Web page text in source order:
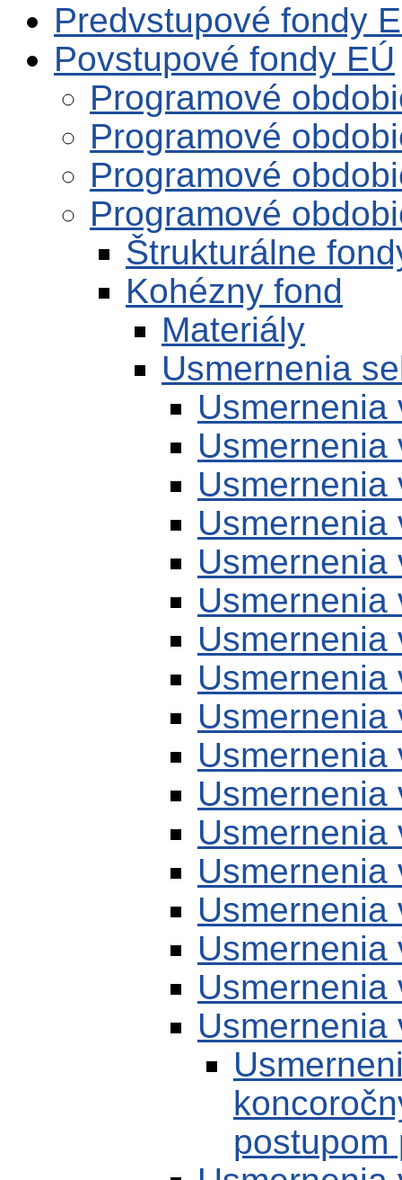
Predvstupové fondy
Povstupové fondy EÚ
Programové
Programové
Programové
Programové
Štrukturálne
Kohézny fond
Materiály
Usmernenia
Usmernenia
Usmernenia
Usmernenia
Usmernenia
Usmernenia
Usmernenia
Usmernenia
Usmernenia
Usmernenia
Usmernenia
Usmernenia
Usmernenia
Usmernenia
Usmernenia
Usmernenia
Usmernenia
Usmernenia